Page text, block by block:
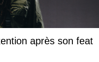
après son feat